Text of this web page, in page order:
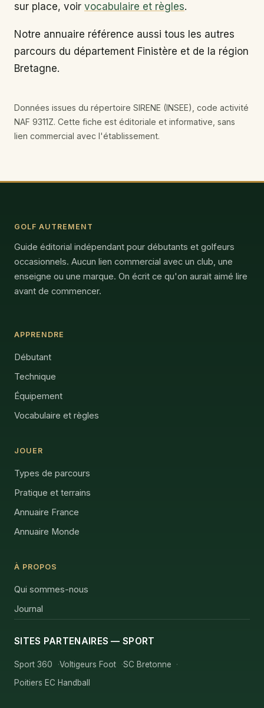
sur place, voir vocabulaire et règles.
Notre annuaire référence aussi tous les autres
parcours du département Finistère et de la région
Bretagne.
Données issues du répertoire SIRENE (INSEE), code activité
NAF 9311Z. Cette fiche est éditoriale et informative, sans
lien commercial avec l'établissement.
GOLF AUTREMENT
Guide éditorial indépendant pour débutants et golfeurs
occasionnels. Aucun lien commercial avec un club, une
enseigne ou une marque. On écrit ce qu'on aurait aimé lire
avant de commencer.
APPRENDRE
Débutant
Technique
Équipement
Vocabulaire et règles
JOUER
Types de parcours
Pratique et terrains
Annuaire France
Annuaire Monde
À PROPOS
Qui sommes-nous
Journal
SITES PARTENAIRES — SPORT
Sport 360 Voltigeurs Foot
SC Bretonne
Poitiers EC Handball